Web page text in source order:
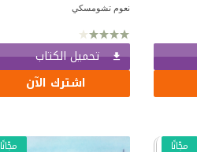
نعوم تشومسكي
تحميل الكتاب
اشترك الآن
مجّانًا مجّانًا